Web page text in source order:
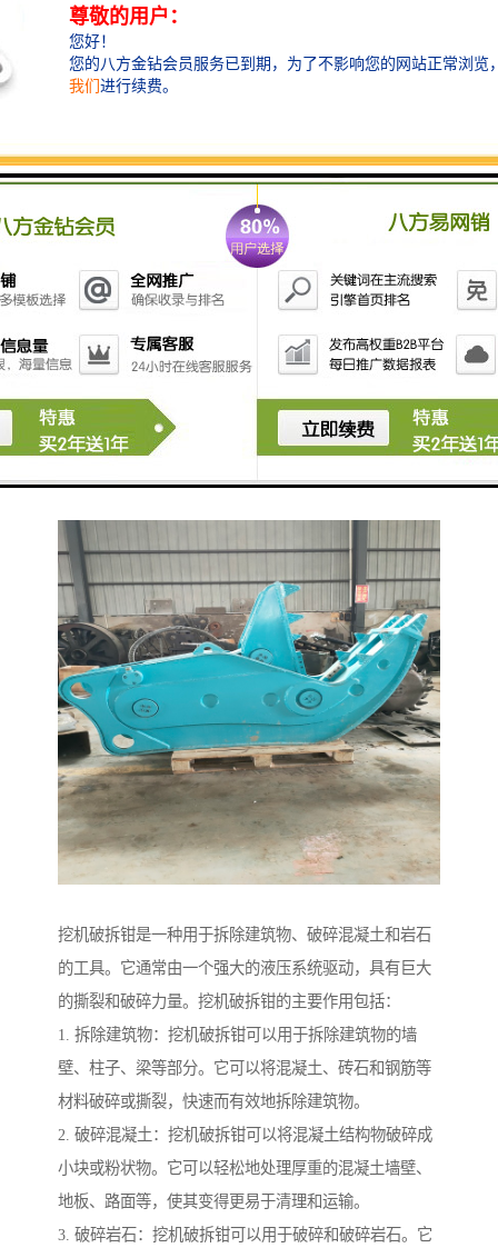
物体，如石块、木材、金属等，用于搬运、装卸、清理
等作业。
2. 抓取物体：液压钳可以通过开合夹爪的方式抓取物
作业。
3. 破碎物体：液压钳可以通过夹紧物体并施加压力的方
式，将物体破碎或压碎，如混凝土、岩石等，用于拆
4. 剪断物体：液压钳可以通过夹紧物体并施加剪切力的
等作业。
取、抓取、破碎、剪断等作业，提高挖掘机的作业效率
和多功能性。
挖机破拆钳是一种用于拆除建筑物、破碎混凝土和岩石
的工具。它通常由一个强大的液压系统驱动，具有巨大
的撕裂和破碎力量。挖机破拆钳的主要作用包括：
1. 拆除建筑物：挖机破拆钳可以用于拆除建筑物的墙
壁、柱子、梁等部分。它可以将混凝土、砖石和钢筋等
材料破碎或撕裂，快速而有效地拆除建筑物。
2. 破碎混凝土：挖机破拆钳可以将混凝土结构物破碎成
小块或粉状物。它可以轻松地处理厚重的混凝土墙壁、
地板、路面等，使其变得更易于清理和运输。
3. 破碎岩石：挖机破拆钳可以用于破碎和破碎岩石。它